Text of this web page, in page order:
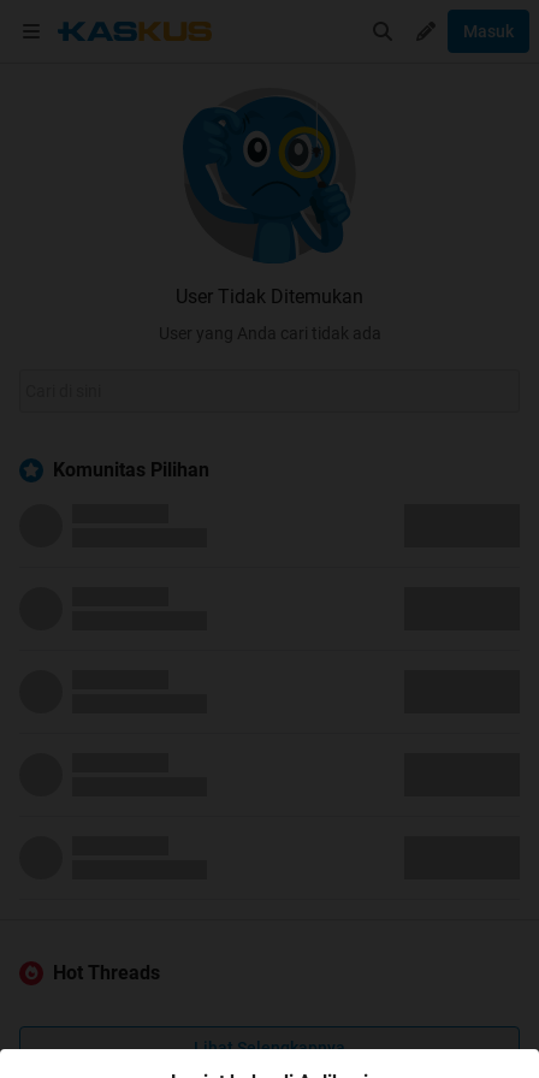
Masuk
User Tidak Ditemukan
User yang Anda cari tidak ada
Komunitas Pilihan
Hot Threads
Lihat Selengkapnya